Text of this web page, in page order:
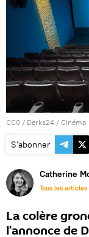
CC0 / Derks24 / Cinéma
S'abonner
Catherine
Tous les articles
La colère
l’annonce de